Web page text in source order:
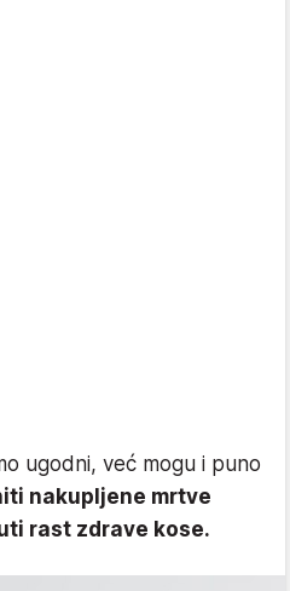
ugodni, već mogu i puno
nakupljene mrtve
rast zdrave kose.